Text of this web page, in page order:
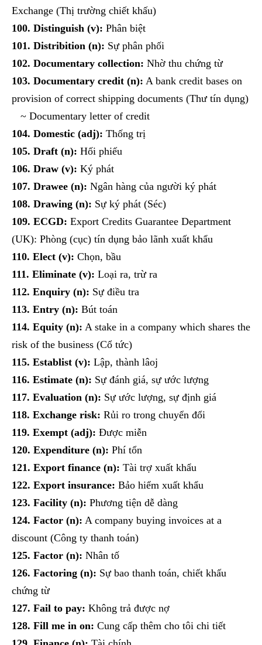
Exchange (Thị trường chiết khấu)
100. Distinguish (v): Phân biệt
101. Distribition (n): Sự phân phối
102. Documentary collection: Nhờ thu chứng từ
103. Documentary credit (n): A bank credit bases on
provision of correct shipping documents (Thư tín dụng)
~ Documentary letter of credit
104. Domestic (adj): Thống trị
105. Draft (n): Hối phiếu
106. Draw (v): Ký phát
107. Drawee (n): Ngân hàng của người ký phát
108. Drawing (n): Sự ký phát (Séc)
109. ECGD: Export Credits Guarantee Department
(UK): Phòng (cục) tín dụng bảo lãnh xuất khẩu
110. Elect (v): Chọn, bầu
111. Eliminate (v): Loại ra, trừ ra
112. Enquiry (n): Sự điều tra
113. Entry (n): Bút toán
114. Equity (n): A stake in a company which shares the
risk of the business (Cổ tức)
115. Establist (v): Lập, thành lâoj
116. Estimate (n): Sự đánh giá, sự ước lượng
117. Evaluation (n): Sự ước lượng, sự định giá
118. Exchange risk: Rủi ro trong chuyển đổi
119. Exempt (adj): Được miễn
120. Expenditure (n): Phí tổn
121. Export finance (n): Tài trợ xuất khẩu
122. Export insurance: Bảo hiểm xuất khẩu
123. Facility (n): Phương tiện dễ dàng
124. Factor (n): A company buying invoices at a
discount (Công ty thanh toán)
125. Factor (n): Nhân tố
126. Factoring (n): Sự bao thanh toán, chiết khấu
chứng từ
127. Fail to pay: Không trả được nợ
128. Fill me in on: Cung cấp thêm cho tôi chi tiết